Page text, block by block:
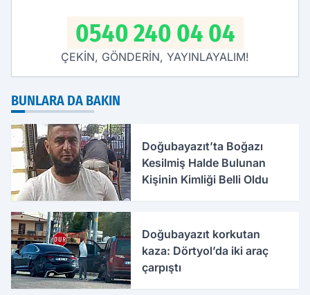
0540 240 04 04
ÇEKİN, GÖNDERİN, YAYINLAYALIM!
BUNLARA DA BAKIN
Doğubayazıt’ta Boğazı
Kesilmiş Halde Bulunan
Kişinin Kimliği Belli Oldu
Doğubayazıt korkutan
kaza: Dörtyol’da iki araç
çarpıştı